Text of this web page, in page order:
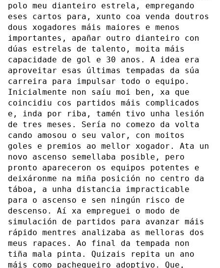
polo meu dianteiro estrela, empregando
eses cartos para, xunto coa venda doutros
dous xogadores máis maiores e menos
importantes, apañar outro dianteiro con
dúas estrelas de talento, moita máis
capacidade de gol e 30 anos. A idea era
aproveitar esas últimas tempadas da súa
carreira para impulsar todo o equipo.
Inicialmente non saíu moi ben, xa que
coincidiu cos partidos máis complicados
e, inda por riba, tamén tivo unha lesión
de tres meses. Sería no comezo da volta
cando amosou o seu valor, con moitos
goles e premios ao mellor xogador. Ata un
novo ascenso semellaba posible, pero
pronto apareceron os equipos potentes e
deixáronme na miña posición no centro da
táboa, a unha distancia impracticable
para o ascenso e sen ningún risco de
descenso. Aí xa empreguei o modo de
simulación de partidos para avanzar máis
rápido mentres analizaba as melloras dos
meus rapaces. Ao final da tempada non
tiña mala pinta. Quizais repita un ano
máis como pachequeiro adoptivo. Que,